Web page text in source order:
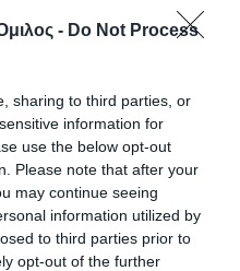
- Do Not Process
sharing to third parties, or
information for
use the below opt-out
Please note that after your
may continue seeing
information utilized by
to third parties prior to
opt-out of the further
η
10 πόντους.